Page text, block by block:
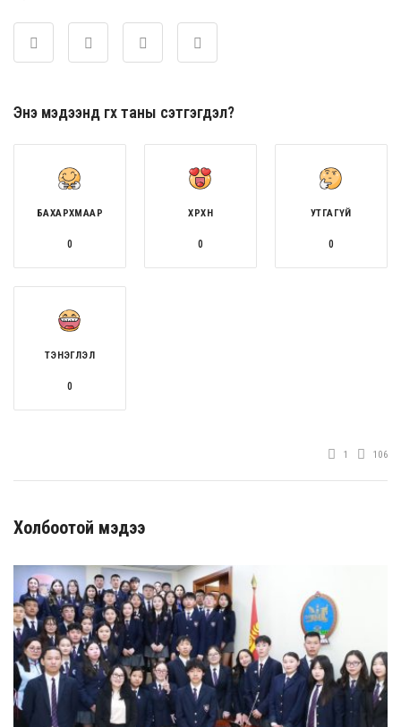
Энэ мэдээнд өгөх таны сэтгэгдэл?
БАХАРХМААР
0
ХӨӨРХӨН
0
УТГАГҮЙ
0
ТЭНЭГЛЭЛ
0
1 106
Холбоотой мэдээ